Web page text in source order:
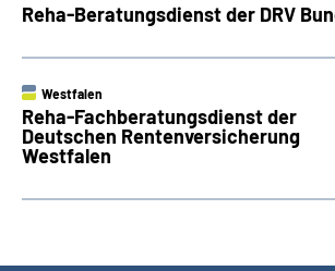
Reha-Beratungsdienst der DRV
Westfalen
Reha-Fachberatungsdienst der
Deutschen Rentenversicherung
Westfalen